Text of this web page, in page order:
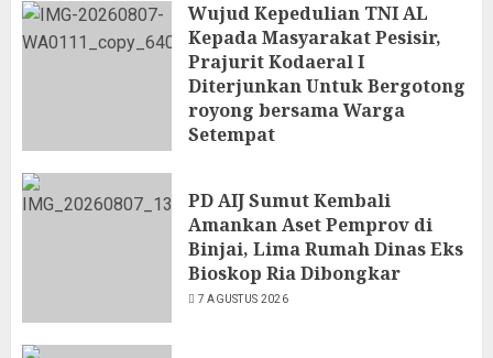
Wujud Kepedulian TNI AL
Kepada Masyarakat Pesisir,
Prajurit Kodaeral I
Diterjunkan Untuk Bergotong
royong bersama Warga
Setempat
PD AIJ Sumut Kembali
Amankan Aset Pemprov di
Binjai, Lima Rumah Dinas Eks
Bioskop Ria Dibongkar
7 AGUSTUS 2026